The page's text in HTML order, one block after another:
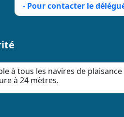
- Pour contacter le
à tous les navires de
à 24 mètres.